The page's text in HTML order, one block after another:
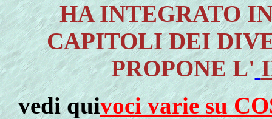
HA INTEGRATO
CAPITOLI DEI
PROPONE L'
vedi quivoci varie su